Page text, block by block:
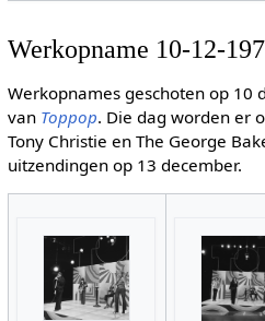
Werkopname 10-12-
Werkopnames geschoten op 10
van Toppop. Die dag worden er
Tony Christie en The George
uitzendingen op 13 december.